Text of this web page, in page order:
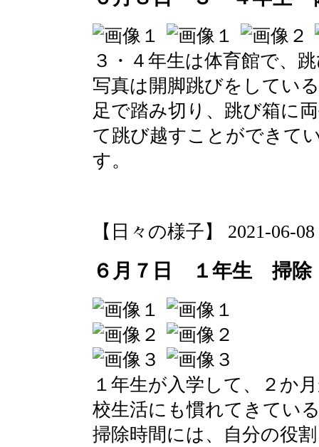
３・４年生は体育館で、
写真は開脚跳びをしてい
足で踏み切り、跳び箱に
て跳び越すことができて
す。
【日々の様子】 2021-06-
６月７日 １年生 掃除
１年生が入学して、２か
校生活にも慣れてきてい
掃除時間には、自分の役